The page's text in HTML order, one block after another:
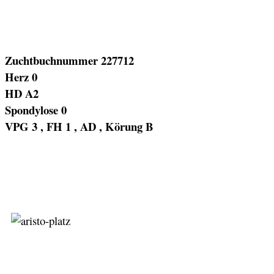
Zuchtbuchnummer 227712
Herz 0
HD A2
Spondylose 0
VPG 3 , FH 1 , AD , Körung B